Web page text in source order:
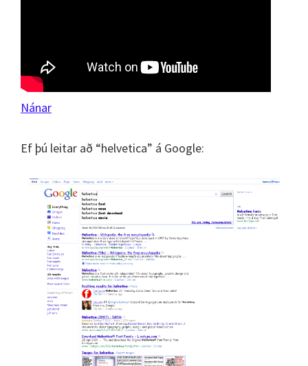
Nánar
Ef þú leitar að “helvetica” á Google: